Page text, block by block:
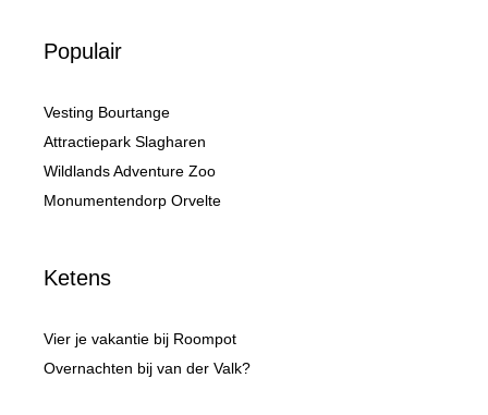
Populair
Vesting Bourtange
Attractiepark Slagharen
Wildlands Adventure Zoo
Monumentendorp Orvelte
Ketens
Vier je vakantie bij Roompot
Overnachten bij van der Valk?